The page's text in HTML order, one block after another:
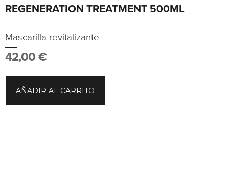
REGENERATION TREATMENT 500ML
Mascarilla revitalizante
42,00 €
AÑADIR AL CARRITO